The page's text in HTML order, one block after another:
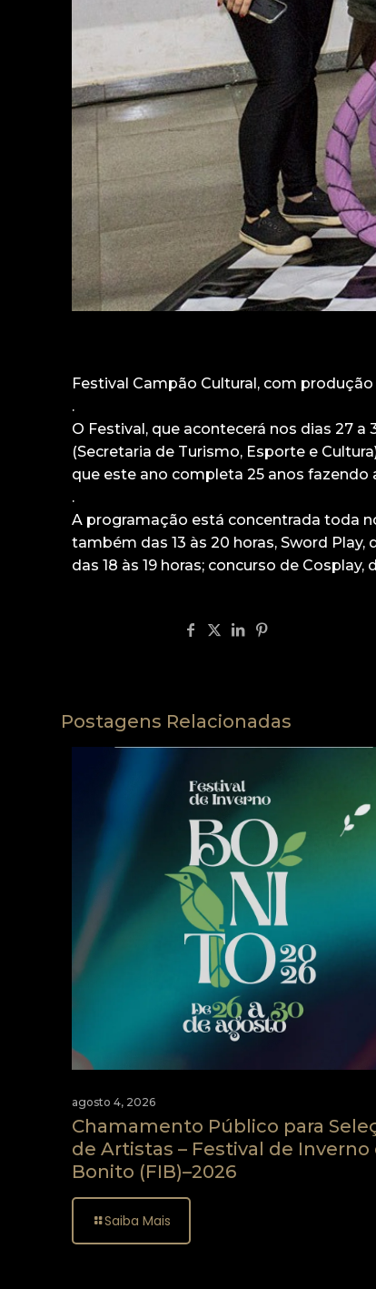
Festival Campão Cultural, com
.
O Festival, que acontecerá nos dias 27
(Secretaria de Turismo, Esporte e
que este ano completa 25 anos fazendo
.
A programação está concentrada toda
também das 13 às 20 horas, Sword Play,
das 18 às 19 horas; concurso de Cosplay,
Postagens Relacionadas
agosto 4, 2026
Chamamento Público para
de Artistas – Festival de Inverno
Bonito (FIB)–2026
Saiba Mais